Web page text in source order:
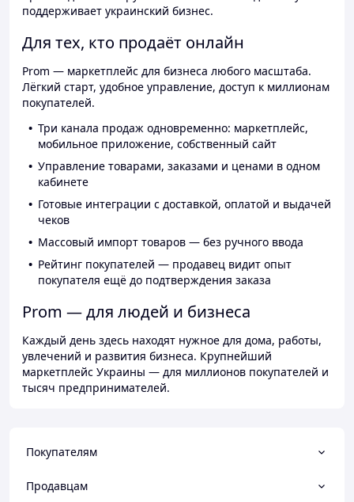
поддерживает украинский бизнес.
Для тех, кто продаёт онлайн
Prom — маркетплейс для бизнеса любого масштаба.
Лёгкий старт, удобное управление, доступ к миллионам
покупателей.
Три канала продаж одновременно: маркетплейс,
мобильное приложение, собственный сайт
Управление товарами, заказами и ценами в одном
кабинете
Готовые интеграции с доставкой, оплатой и выдачей
чеков
Массовый импорт товаров — без ручного ввода
Рейтинг покупателей — продавец видит опыт
покупателя ещё до подтверждения заказа
Prom — для людей и бизнеса
Каждый день здесь находят нужное для дома, работы,
увлечений и развития бизнеса. Крупнейший
маркетплейс Украины — для миллионов покупателей и
тысяч предпринимателей.
Покупателям
Продавцам